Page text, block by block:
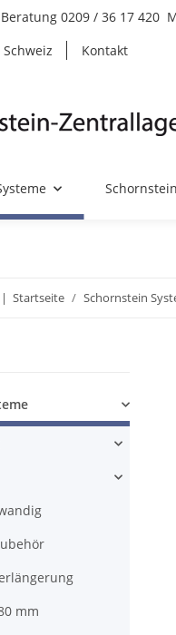
0209 / 36 17 420
Kontakt
Startseite Schornstein
mm